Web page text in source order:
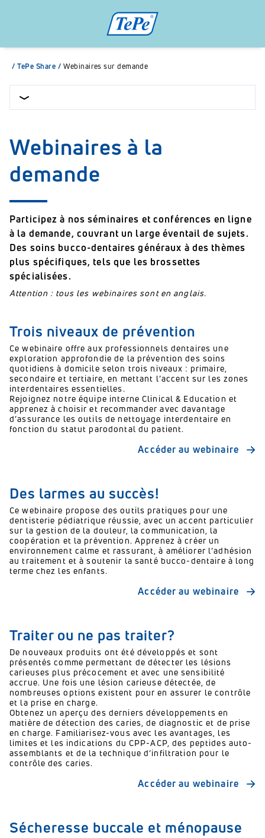
/ TePe Share / Webinaires sur demande
Webinaires à la
demande
Participez à nos séminaires et conférences en ligne
à la demande, couvrant un large éventail de sujets.
Des soins bucco-dentaires généraux à des thèmes
plus spécifiques, tels que les brossettes
spécialisées.
Attention : tous les webinaires sont en anglais.
Trois niveaux de prévention
Ce webinaire offre aux professionnels dentaires une
exploration approfondie de la prévention des soins
quotidiens à domicile selon trois niveaux : primaire,
secondaire et tertiaire, en mettant l’accent sur les zones
interdentaires essentielles.
Rejoignez notre équipe interne Clinical & Education et
apprenez à choisir et recommander avec davantage
d’assurance les outils de nettoyage interdentaire en
fonction du statut parodontal du patient.
Accéder au webinaire
Des larmes au succès!
Ce webinaire propose des outils pratiques pour une
dentisterie pédiatrique réussie, avec un accent particulier
sur la gestion de la douleur, la communication, la
coopération et la prévention. Apprenez à créer un
environnement calme et rassurant, à améliorer l’adhésion
au traitement et à soutenir la santé bucco-dentaire à long
terme chez les enfants.
Accéder au webinaire
Traiter ou ne pas traiter?
De nouveaux produits ont été développés et sont
présentés comme permettant de détecter les lésions
carieuses plus précocement et avec une sensibilité
accrue. Une fois une lésion carieuse détectée, de
nombreuses options existent pour en assurer le contrôle
et la prise en charge.
Obtenez un aperçu des derniers développements en
matière de détection des caries, de diagnostic et de prise
en charge. Familiarisez-vous avec les avantages, les
limites et les indications du CPP-ACP, des peptides auto-
assemblants et de la technique d’infiltration pour le
contrôle des caries.
Accéder au webinaire
Sécheresse buccale et ménopause